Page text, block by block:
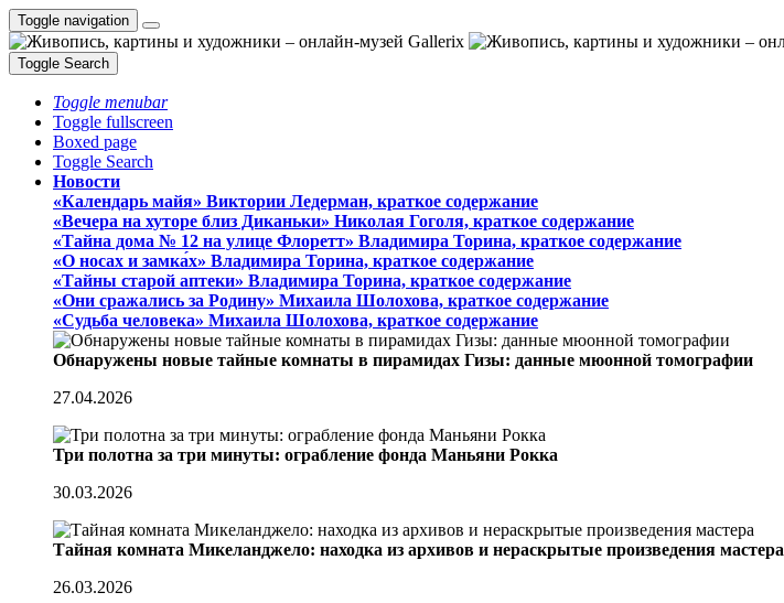
Toggle navigation
Toggle Search
Toggle menubar
Toggle fullscreen
Boxed page
Toggle Search
Новости
«Календарь майя» Виктории Ледерман, краткое содержание
«Вечера на хуторе близ Диканьки» Николая Гоголя, краткое содержание
«Тайна дома № 12 на улице Флоретт» Владимира Торина, краткое содержание
«О носах и замка́х» Владимира Торина, краткое содержание
«Тайны старой аптеки» Владимира Торина, краткое содержание
«Они сражались за Родину» Михаила Шолохова, краткое содержание
«Судьба человека» Михаила Шолохова, краткое содержание
Обнаружены новые тайные комнаты в пирамидах Гизы: данные мюонной томографии
27.04.2026
Три полотна за три минуты: ограбление фонда Маньяни Рокка
30.03.2026
Тайная комната Микеланджело: находка из архивов и нераскрытые произведения мастера
26.03.2026